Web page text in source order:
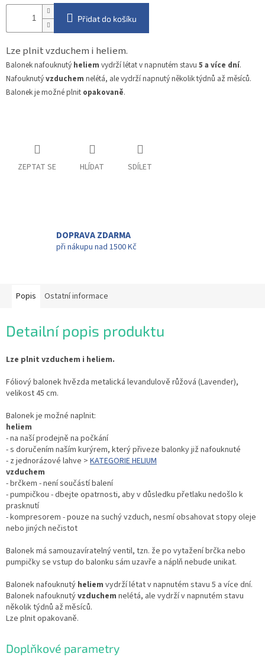
Přidat do košíku
Lze plnit vzduchem i heliem.
Balonek nafouknutý heliem vydrží létat v napnutém stavu 5 a více dní.
Nafouknutývzduchem nelétá, ale vydrží napnutý několik týdnů až měsíců.
Balonek je možné plnit opakovaně.
ZEPTAT SE HLÍDAT SDÍLET
DOPRAVA ZDARMA
při nákupu nad 1500 Kč
Popis Ostatní informace
Detailní popis produktu
Lze plnit vzduchem i heliem.
Fóliový balonek hvězda metalická levandulově růžová (Lavender),
velikost 45 cm.
Balonek je možné naplnit:
heliem
- na naší prodejně na počkání
- s doručením naším kurýrem, který přiveze balonky již nafouknuté
- z jednorázové lahve > KATEGORIE HELIUM
vzduchem
- brčkem - není součástí balení
- pumpičkou - dbejte opatrnosti, aby v důsledku přetlaku nedošlo k
prasknutí
- kompresorem - pouze na suchý vzduch, nesmí obsahovat stopy oleje
nebo jiných nečistot
Balonek má samouzavíratelný ventil, tzn. že po vytažení brčka nebo
pumpičky se vstup do balonku sám uzavře a náplň nebude unikat.
Balonek nafouknutý heliem vydrží létat v napnutém stavu 5 a více dní.
Balonek nafouknutývzduchem nelétá, ale vydrží v napnutém stavu
několik týdnů až měsíců.
Lze plnit opakovaně.
Doplňkové parametry